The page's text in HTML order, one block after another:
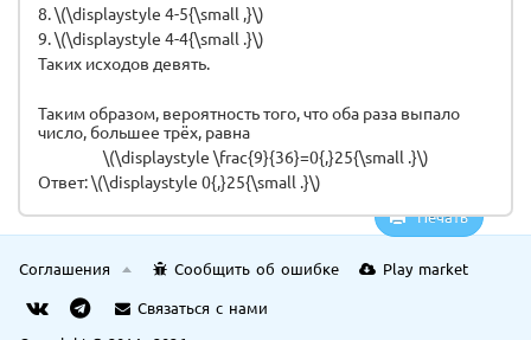
Печать
8.\(\displaystyle 4-5{\small ,}\)
9.\(\displaystyle 4-4{\small .}\)
Таких исходов девять.
Таким образом, вероятность того,что оба раза выпало
число, большее трёх, равна
\(\displaystyle \frac{9}{36}=0{,}25{\small .}\)
Ответ: \(\displaystyle 0{,}25{\small .}\)
Соглашения Сообщить об ошибке
Play market
Связаться с нами